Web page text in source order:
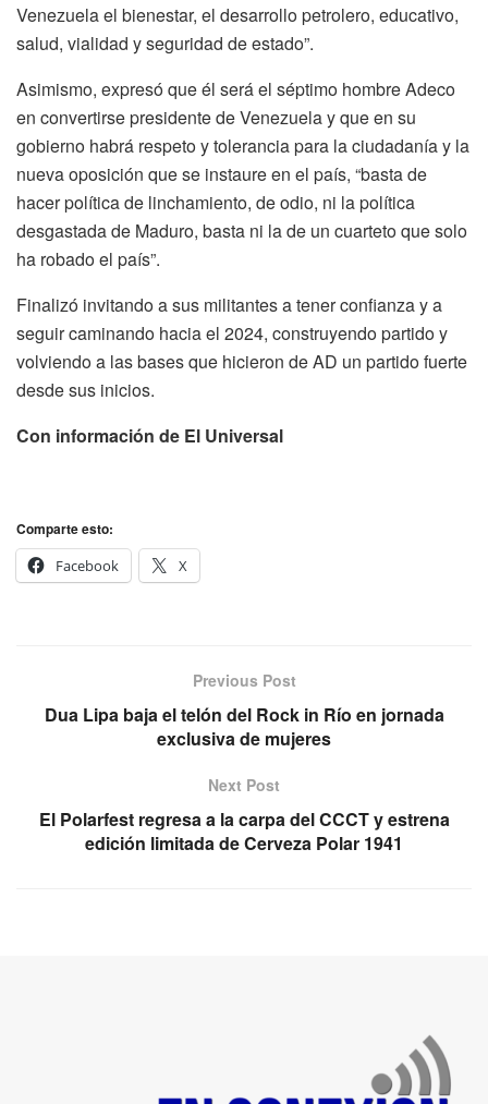
Venezuela el bienestar, el desarrollo petrolero, educativo,
salud, vialidad y seguridad de estado”.
Asimismo, expresó que él será el séptimo hombre Adeco
en convertirse presidente de Venezuela y que en su
gobierno habrá respeto y tolerancia para la ciudadanía y la
nueva oposición que se instaure en el país, “basta de
hacer política de linchamiento, de odio, ni la política
desgastada de Maduro, basta ni la de un cuarteto que solo
ha robado el país”.
Finalizó invitando a sus militantes a tener confianza y a
seguir caminando hacia el 2024, construyendo partido y
volviendo a las bases que hicieron de AD un partido fuerte
desde sus inicios.
Con información de El Universal
Comparte esto:
Facebook
X
Previous Post
Dua Lipa baja el telón del Rock in Río en jornada
exclusiva de mujeres
Next Post
El Polarfest regresa a la carpa del CCCT y estrena
edición limitada de Cerveza Polar 1941